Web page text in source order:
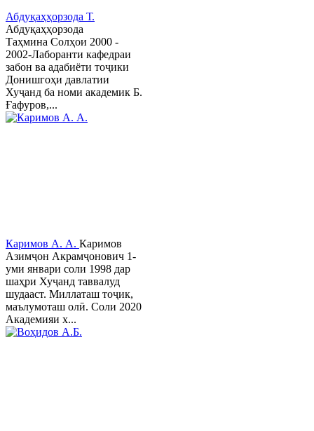
Абдуқаҳҳорзода Т.
Абдуқаҳҳорзода
Таҳмина Солҳои 2000 -
2002-Лаборанти кафедраи
забон ва адабиёти тоҷики
Донишгоҳи давлатии
Хуҷанд ба номи академик Б.
Ғафуров,...
Каримов А. А. Каримов
Азимҷон Акрамҷонович 1-
уми январи соли 1998 дар
шаҳри Хуҷанд таввалуд
шудааст. Миллаташ тоҷик,
маълумоташ олӣ. Соли 2020
Академияи х...